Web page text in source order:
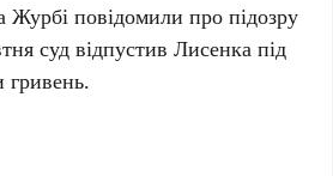
повідомили про підозру
суд відпустив Лисенка під
гривень.